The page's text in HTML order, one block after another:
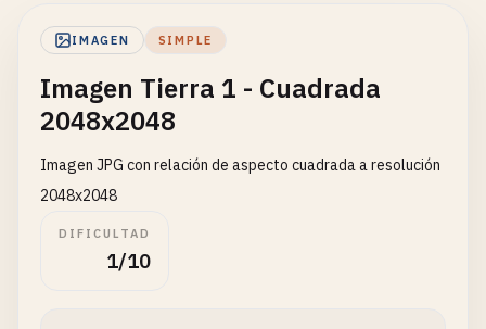
IMAGEN SIMPLE
Imagen Tierra 1 - Cuadrada
2048x2048
Imagen JPG con relación de aspecto cuadrada a resolución
2048x2048
DIFICULTAD
1/10